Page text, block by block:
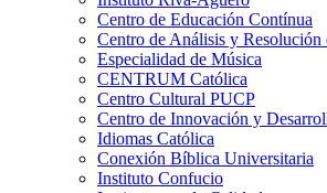
Centro de Educación Contínua
Centro de Análisis y
Especialidad de Música
CENTRUM Católica
Centro Cultural PUCP
Centro de Innovación y
Idiomas Católica
Conexión Bíblica Universitaria
Instituto Confucio